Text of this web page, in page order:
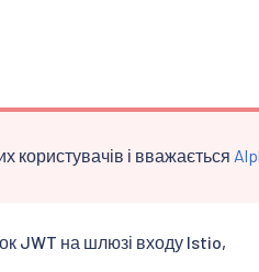
користувачів і вважається
JWT на шлюзі входу Istio,